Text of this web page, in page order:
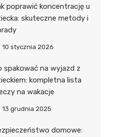
poprawić koncentrację u
skuteczne metody i
10 stycznia 2026
spakować na wyjazd z
kompletna lista
na wakacje
13 grudnia 2025
domowe: